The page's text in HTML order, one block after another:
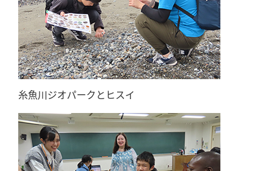
糸魚川ジオパークとヒスイ